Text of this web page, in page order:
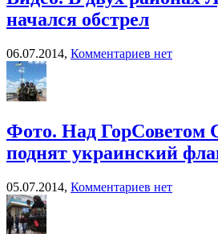
начался обстрел
06.07.2014, Комментариев нет
Фото. Над ГорСоветом
поднят украинский
05.07.2014, Комментариев нет